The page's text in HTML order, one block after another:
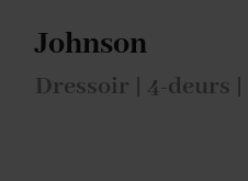
Johnson
Dressoir | 4-deurs
bepalen van de gewenste